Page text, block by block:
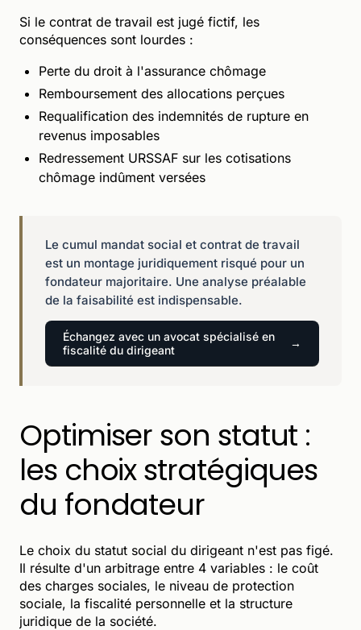
Si le contrat de travail est jugé fictif, les
conséquences sont lourdes :
Perte du droit à l'assurance chômage
Remboursement des allocations perçues
Requalification des indemnités de rupture en
revenus imposables
Redressement URSSAF sur les cotisations
chômage indûment versées
Le cumul mandat social et contrat de travail
est un montage juridiquement risqué pour un
fondateur majoritaire. Une analyse préalable
de la faisabilité est indispensable.
Échangez avec un avocat spécialisé en
fiscalité du dirigeant
Optimiser son statut :
les choix stratégiques
du fondateur
Le choix du statut social du dirigeant n'est pas figé.
Il résulte d'un arbitrage entre 4 variables : le coût
des charges sociales, le niveau de protection
sociale, la fiscalité personnelle et la structure
juridique de la société.